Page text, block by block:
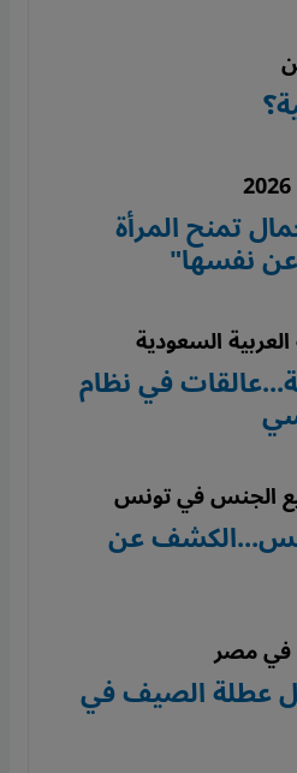
تمنح المرأة
نفسها"
السعودية
في نظام
الجنس في تونس
عن
في مصر
عطلة الصيف في